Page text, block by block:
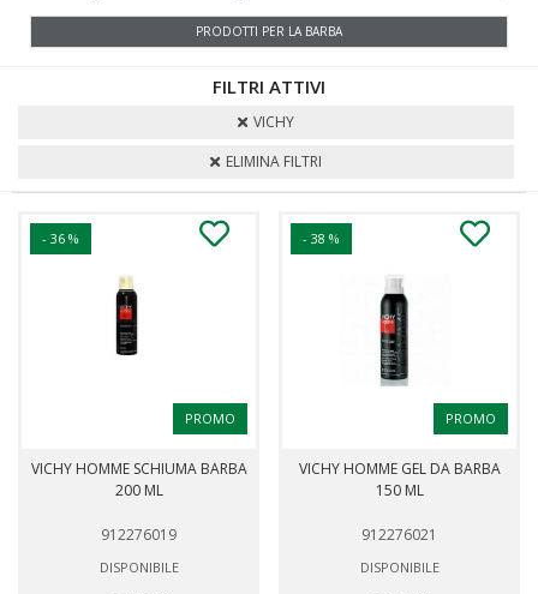
PRODOTTI PER LA BARBA
FILTRI ATTIVI
VICHY
ELIMINA FILTRI
- 36 %
PROMO
VICHY HOMME SCHIUMA BARBA
200 ML
912276019
DISPONIBILE
- 38 %
PROMO
VICHY HOMME GEL DA BARBA
150 ML
912276021
DISPONIBILE